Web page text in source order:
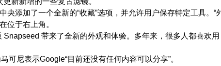
添加了一个全新的“收藏”选项，并允许用户保存特定工具。
位于右上角。
带来了全新的外观和体验。多年来，很多人都喜欢
尼表示Google“目前还没有任何内容可以分享”。